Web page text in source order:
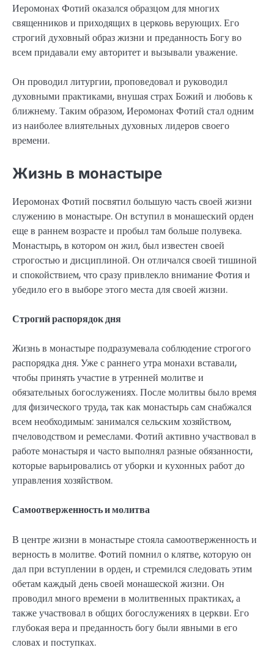
Иеромонах Фотий оказался образцом для многих
священников и приходящих в церковь верующих. Его
строгий духовный образ жизни и преданность Богу во
всем придавали ему авторитет и вызывали уважение.
Он проводил литургии, проповедовал и руководил
духовными практиками, внушая страх Божий и любовь к
ближнему. Таким образом, Иеромонах Фотий стал одним
из наиболее влиятельных духовных лидеров своего
времени.
Жизнь в монастыре
Иеромонах Фотий посвятил большую часть своей жизни
служению в монастыре. Он вступил в монашеский орден
еще в раннем возрасте и пробыл там больше полувека.
Монастырь, в котором он жил, был известен своей
строгостью и дисциплиной. Он отличался своей тишиной
и спокойствием, что сразу привлекло внимание Фотия и
убедило его в выборе этого места для своей жизни.
Строгий распорядок дня
Жизнь в монастыре подразумевала соблюдение строгого
распорядка дня. Уже с раннего утра монахи вставали,
чтобы принять участие в утренней молитве и
обязательных богослужениях. После молитвы было время
для физического труда, так как монастырь сам снабжался
всем необходимым: занимался сельским хозяйством,
пчеловодством и ремеслами. Фотий активно участвовал в
работе монастыря и часто выполнял разные обязанности,
которые варьировались от уборки и кухонных работ до
управления хозяйством.
Самоотверженность и молитва
В центре жизни в монастыре стояла самоотверженность и
верность в молитве. Фотий помнил о клятве, которую он
дал при вступлении в орден, и стремился следовать этим
обетам каждый день своей монашеской жизни. Он
проводил много времени в молитвенных практиках, а
также участвовал в общих богослужениях в церкви. Его
глубокая вера и преданность богу были явными в его
словах и поступках.